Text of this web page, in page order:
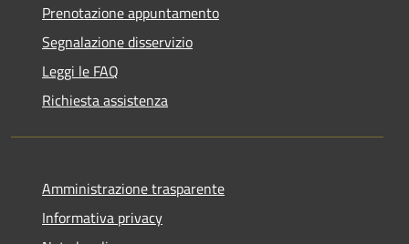
Prenotazione appuntamento
Segnalazione disservizio
Leggi le FAQ
Richiesta assistenza
Amministrazione trasparente
Informativa privacy